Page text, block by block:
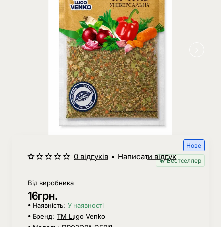
Нове
🔥 Бестселлер
0 відгуків • Написати відгук
Від виробника
16грн.
Наявність: У наявності
Бренд: ТМ Lugo Venko